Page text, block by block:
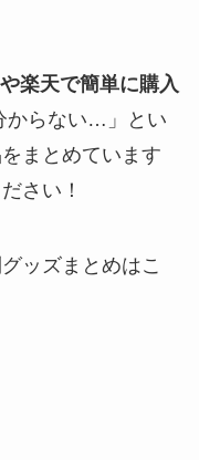
楽天で簡単に購入
からない…」とい
まとめています
さい！
ッズまとめはこ